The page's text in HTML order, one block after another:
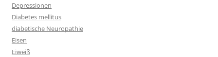
Depressionen
Diabetes mellitus
diabetische Neuropathie
Eisen
Eiweiß